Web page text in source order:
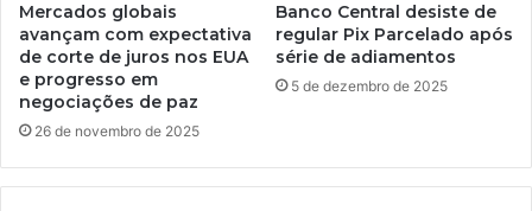
Mercados globais
avançam com expectativa
de corte de juros nos EUA
e progresso em
negociações de paz
26 de novembro de 2025
Banco Central desiste de
regular Pix Parcelado após
série de adiamentos
5 de dezembro de 2025